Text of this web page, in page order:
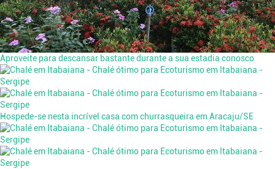
Aproveite para descansar bastante durante a sua estadia conosco
Hospede-se nesta incrível casa com churrasqueira em Aracaju/SE